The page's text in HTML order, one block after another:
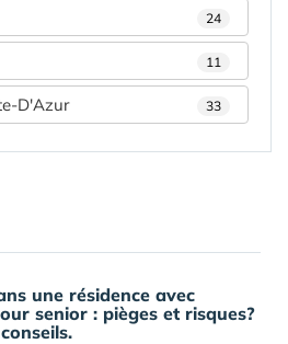
24
11
D'Azur 33
une résidence avec
senior : pièges et risques?